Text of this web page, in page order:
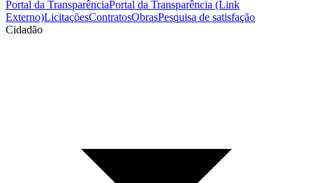
Portal da TransparênciaPortal da Transparência (Link
Externo)LicitaçõesContratosObrasPesquisa de satisfação
Cidadão